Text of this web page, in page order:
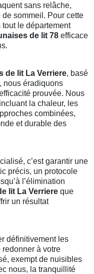
sans relâche,
sommeil. Pour cette
le département
de lit 78 efficace
de lit La Verriere, basé
nous éradiquons
prouvée. Nous
la chaleur, les
combinées,
et durable des
c’est garantir une
précis, un protocole
l’élimination
lit La Verriere que
un résultat
définitivement les
redonner à votre
exempt de nuisibles
nous, la tranquillité